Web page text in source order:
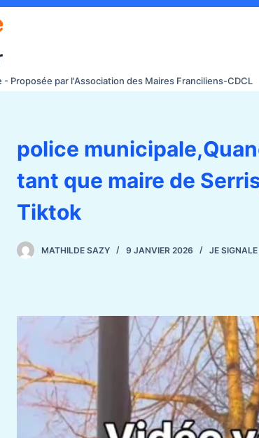
Proposée par l'Association des Maires Franciliens-CDCL
police
tant que maire de
Tiktok
MATHILDE SAZY 9 JANVIER 2026 JE